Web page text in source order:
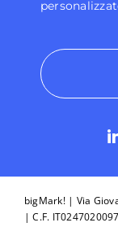
bigMark! | Via
| C.F.